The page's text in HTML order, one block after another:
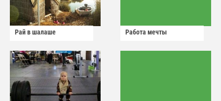
Рай в шалаше Работа мечты